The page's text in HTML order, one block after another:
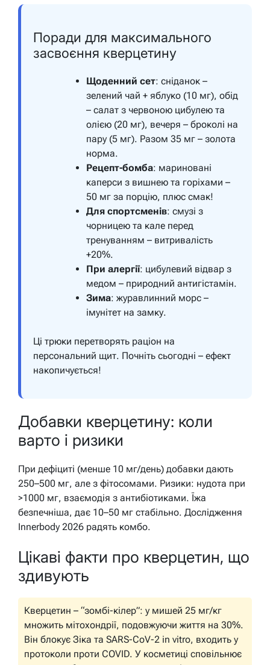
Поради для максимального
засвоєння кверцетину
Щоденний сет: сніданок –
зелений чай + яблуко (10 мг), обід
– салат з червоною цибулею та
олією (20 мг), вечеря – броколі на
пару (5 мг). Разом 35 мг – золота
норма.
Рецепт-бомба: мариновані
каперси з вишнею та горіхами –
50 мг за порцію, плюс смак!
Для спортсменів: смузі з
чорницею та кале перед
тренуванням – витривалість
+20%.
При алергії: цибулевий відвар з
медом – природний антигістамін.
Зима: журавлинний морс –
імунітет на замку.
Ці трюки перетворять раціон на
персональний щит. Почніть сьогодні – ефект
накопичується!
Добавки кверцетину: коли
варто і ризики
При дефіциті (менше 10 мг/день) добавки дають
250–500 мг, але з фітосомами. Ризики: нудота при
>1000 мг, взаємодія з антибіотиками. Їжа
безпечніша, дає 10–50 мг стабільно. Дослідження
Innerbody 2026 радять комбо.
Цікаві факти про кверцетин, що
здивують
Кверцетин – “зомбі-кілер”: у мишей 25 мг/кг
множить мітохондрії, подовжуючи життя на 30%.
Він блокує Зіка та SARS-CoV-2 in vitro, входить у
протоколи проти COVID. У косметиці сповільнює